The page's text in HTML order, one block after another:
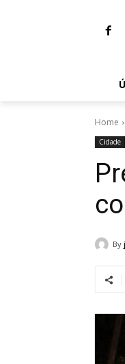
Home
Cidade
By